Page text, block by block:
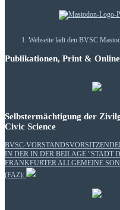
Webseite lädt den BVSC
Publikationen, Print &
Selbstermächtigung der
Civic Science
BVSC-
IN DER IN DER BEILAGE "STADT
FRANKFURTER ALLGEMEINE
(FAZ):